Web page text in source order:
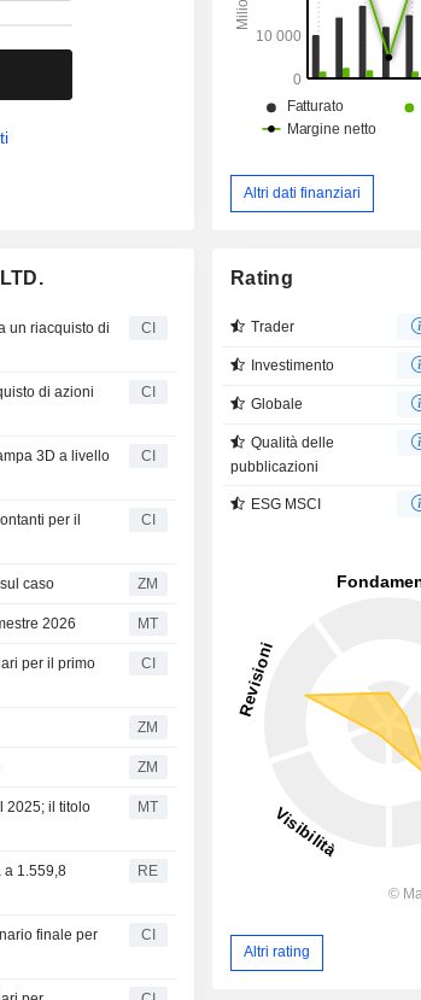
un riacquisto di
CI
di azioni
CI
3D a livello
CI
per il
CI
caso ZM
2026 MT
per il primo
CI
ZM
ZM
2025; il titolo
MT
a 1.559,8
RE
finale per
CI
Altri dati finanziari
Rating
Trader
Investimento
Globale
Qualità delle
pubblicazioni
ESG MSCI
Altri rating